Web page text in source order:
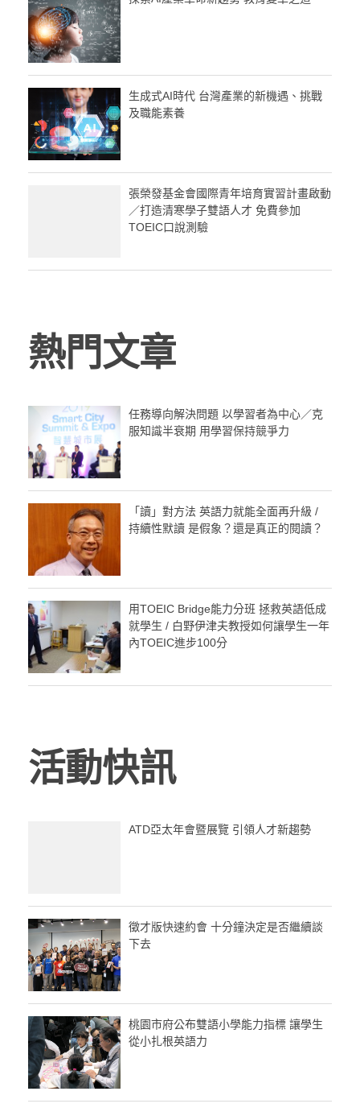
生成式AI時代 台灣產業的新機遇、挑戰
及職能素養
張榮發基金會國際青年培育實習計畫啟動
／打造清寒學子雙語人才 免費參加
TOEIC口說測驗
熱門文章
任務導向解決問題 以學習者為中心／克
服知識半衰期 用學習保持競爭力
「讀」對方法 英語力就能全面再升級 /
持續性默讀 是假象？還是真正的閱讀？
用TOEIC Bridge能力分班 拯救英語低成
就學生 / 白野伊津夫教授如何讓學生一年
內TOEIC進步100分
活動快訊
ATD亞太年會暨展覽 引領人才新趨勢
徵才版快速約會 十分鐘決定是否繼續談
下去
桃園市府公布雙語小學能力指標 讓學生
從小扎根英語力